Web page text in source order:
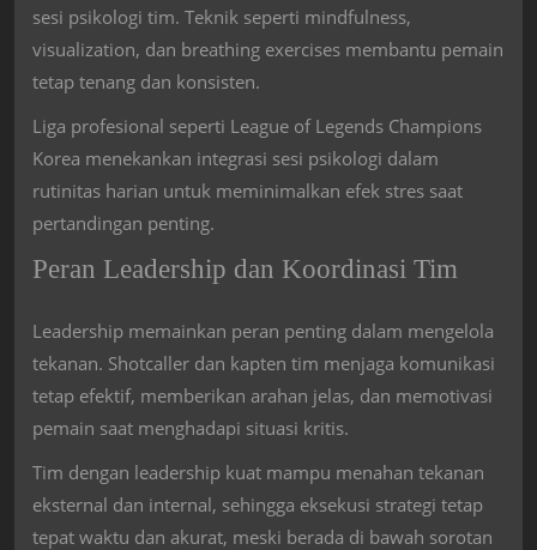
sesi psikologi tim. Teknik seperti mindfulness,
visualization, dan breathing exercises membantu pemain
tetap tenang dan konsisten.
Liga profesional seperti League of Legends Champions
Korea menekankan integrasi sesi psikologi dalam
rutinitas harian untuk meminimalkan efek stres saat
pertandingan penting.
Peran Leadership dan Koordinasi Tim
Leadership memainkan peran penting dalam mengelola
tekanan. Shotcaller dan kapten tim menjaga komunikasi
tetap efektif, memberikan arahan jelas, dan memotivasi
pemain saat menghadapi situasi kritis.
Tim dengan leadership kuat mampu menahan tekanan
eksternal dan internal, sehingga eksekusi strategi tetap
tepat waktu dan akurat, meski berada di bawah sorotan